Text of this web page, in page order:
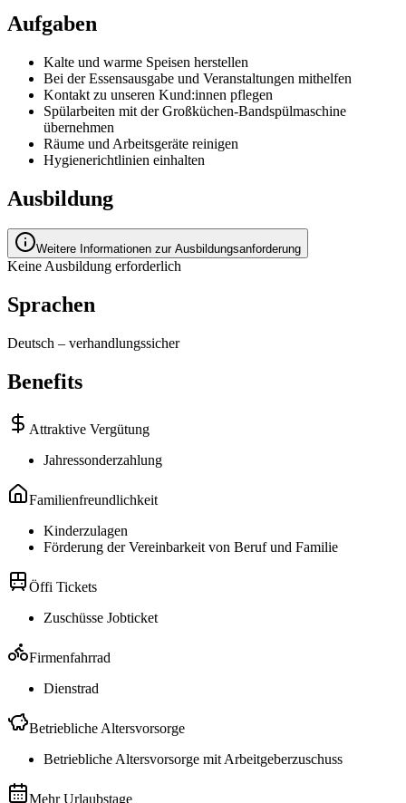
Aufgaben
Kalte und warme Speisen herstellen
Bei der Essensausgabe und Veranstaltungen mithelfen
Kontakt zu unseren Kund:innen pflegen
Spülarbeiten mit der Großküchen-Bandspülmaschine
übernehmen
Räume und Arbeitsgeräte reinigen
Hygienerichtlinien einhalten
Ausbildung
Weitere Informationen zur Ausbildungsanforderung
Keine Ausbildung erforderlich
Sprachen
Deutsch – verhandlungssicher
Benefits
Attraktive Vergütung
Jahressonderzahlung
Familienfreundlichkeit
Kinderzulagen
Förderung der Vereinbarkeit von Beruf und Familie
Öffi Tickets
Zuschüsse Jobticket
Firmenfahrrad
Dienstrad
Betriebliche Altersvorsorge
Betriebliche Altersvorsorge mit Arbeitgeberzuschuss
Mehr Urlaubstage